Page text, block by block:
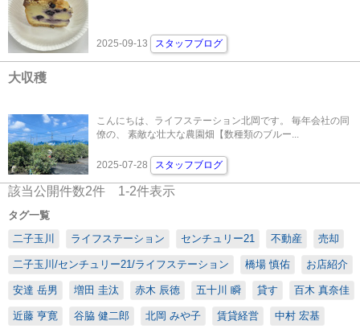
2025-09-13 スタッフブログ
大収穫
こんにちは、ライフステーション北岡です。 毎年会社の同
僚の、 素敵な壮大な農園畑【数種類のブルー...
2025-07-28 スタッフブログ
該当公開件数2件 1-2件表示
タグ一覧
二子玉川
ライフステーション センチュリー21 不動産 売却
二子玉川/センチュリー21/ライフステーション 橋場 慎佑 お店紹介
安達 岳男 増田 圭汰 赤木 辰徳 五十川 瞬 貸す 百木 真奈佳
近藤 亨寛 谷脇 健二郎 北岡 みや子 賃貸経営 中村 宏基